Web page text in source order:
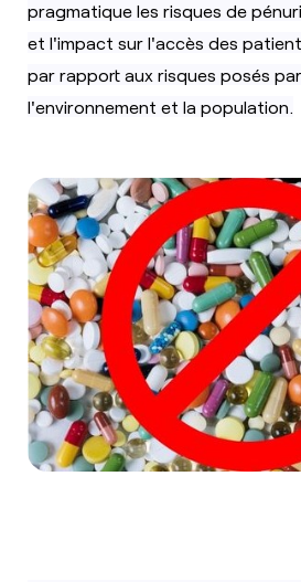
pragmatique les risques de
et l'impact sur l'accès des
par rapport aux risques posés
l'environnement et la population.